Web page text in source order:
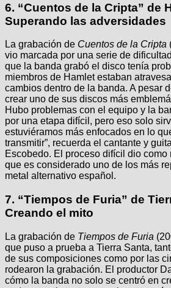
6. “Cuentos de la Cripta” de
Superando las adversidades
La grabación de Cuentos de la Cripta
vio marcada por una serie de
que la banda grabó el disco tenía
miembros de Hamlet estaban
cambios dentro de la banda. A pesar
crear uno de sus discos más
Hubo problemas con el equipo y la
por una etapa difícil, pero eso solo
estuviéramos más enfocados en lo
transmitir”, recuerda el cantante y
Escobedo. El proceso difícil dio como
que es considerado uno de los más
metal alternativo español.
7. “Tiempos de Furia” de
Creando el mito
La grabación de Tiempos de Furia
que puso a prueba a Tierra Santa,
de sus composiciones como por las
rodearon la grabación. El productor
cómo la banda no solo se centró en